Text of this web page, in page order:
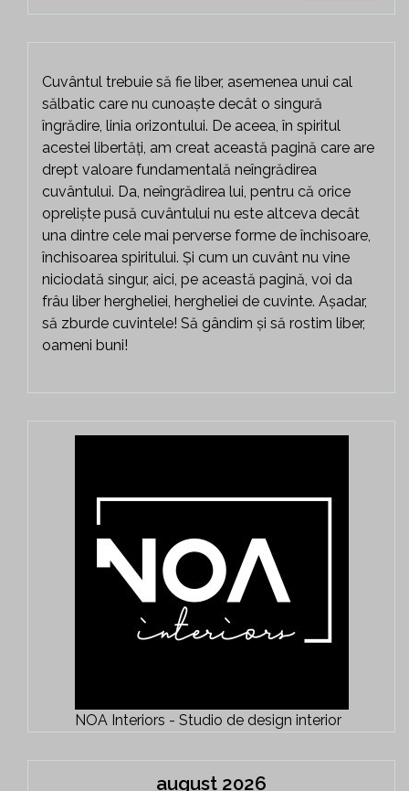
Cuvântul trebuie să fie liber, asemenea unui cal
sălbatic care nu cunoaște decât o singură
îngrădire, linia orizontului. De aceea, în spiritul
acestei libertăți, am creat această pagină care are
drept valoare fundamentală neîngrădirea
cuvântului. Da, neîngrădirea lui, pentru că orice
opreliște pusă cuvântului nu este altceva decât
una dintre cele mai perverse forme de închisoare,
închisoarea spiritului. Și cum un cuvânt nu vine
niciodată singur, aici, pe această pagină, voi da
frâu liber hergheliei, hergheliei de cuvinte. Așadar,
să zburde cuvintele! Să gândim și să rostim liber,
oameni buni!
NOA Interiors - Studio de design interior
august 2026